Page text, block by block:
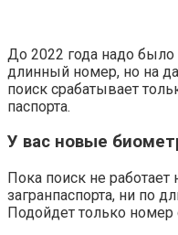
До 2022 года надо
длинный номер, но на
поиск срабатывает
паспорта.
У вас новые
Пока поиск не
загранпаспорта, ни по
Подойдет только номер